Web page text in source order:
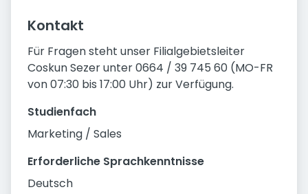
Kontakt
Für Fragen steht unser Filialgebietsleiter
Coskun Sezer unter 0664 / 39 745 60 (MO-FR
von 07:30 bis 17:00 Uhr) zur Verfügung.
Studienfach
Marketing / Sales
Erforderliche Sprachkenntnisse
Deutsch